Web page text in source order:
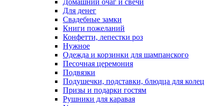
Домашний очаг и свечи
Для денег
Свадебные замки
Книги пожеланий
Конфетти, лепестки роз
Нужное
Одежда и корзинки для шампанского
Песочная церемония
Подвязки
Подушечки, подставки, блюдца для колец
Призы и подарки гостям
Рушники для каравая